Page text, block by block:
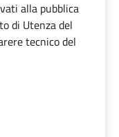
alla pubblica
di Utenza del
tecnico del